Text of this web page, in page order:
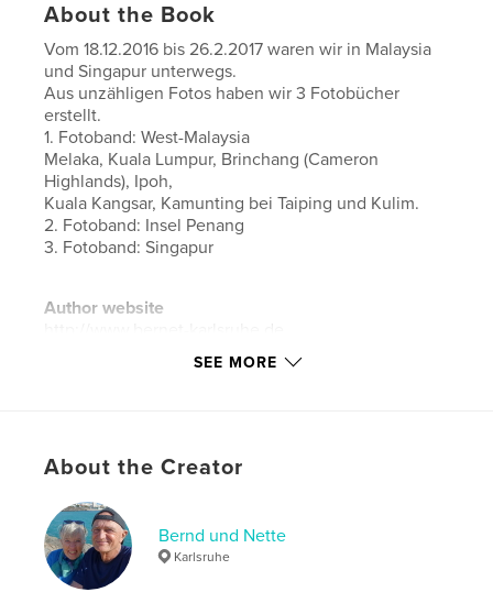
About the Book
Vom 18.12.2016 bis 26.2.2017 waren wir in Malaysia
und Singapur unterwegs.
Aus unzähligen Fotos haben wir 3 Fotobücher
erstellt.
1. Fotoband: West-Malaysia
Melaka, Kuala Lumpur, Brinchang (Cameron
Highlands), Ipoh,
Kuala Kangsar, Kamunting bei Taiping und Kulim.
2. Fotoband: Insel Penang
3. Fotoband: Singapur
Author website
Additional Categories Malaysia
Project Option:
cm
# of Pages:
108
Publish Date:
SEE MORE
About the Creator
Bernd und Nette
Karlsruhe